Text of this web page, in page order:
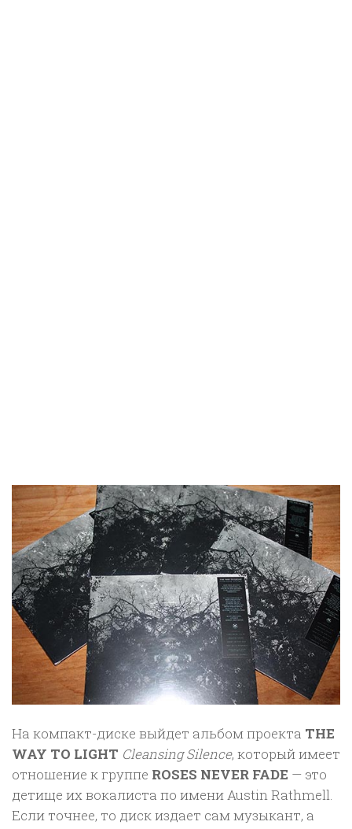
На компакт-диске выйдет альбом проекта THE
WAY TO LIGHT Cleansing Silence, который имеет
отношение к группе ROSES NEVER FADE — это
детище их вокалиста по имени Austin Rathmell.
Если точнее, то диск издает сам музыкант, а